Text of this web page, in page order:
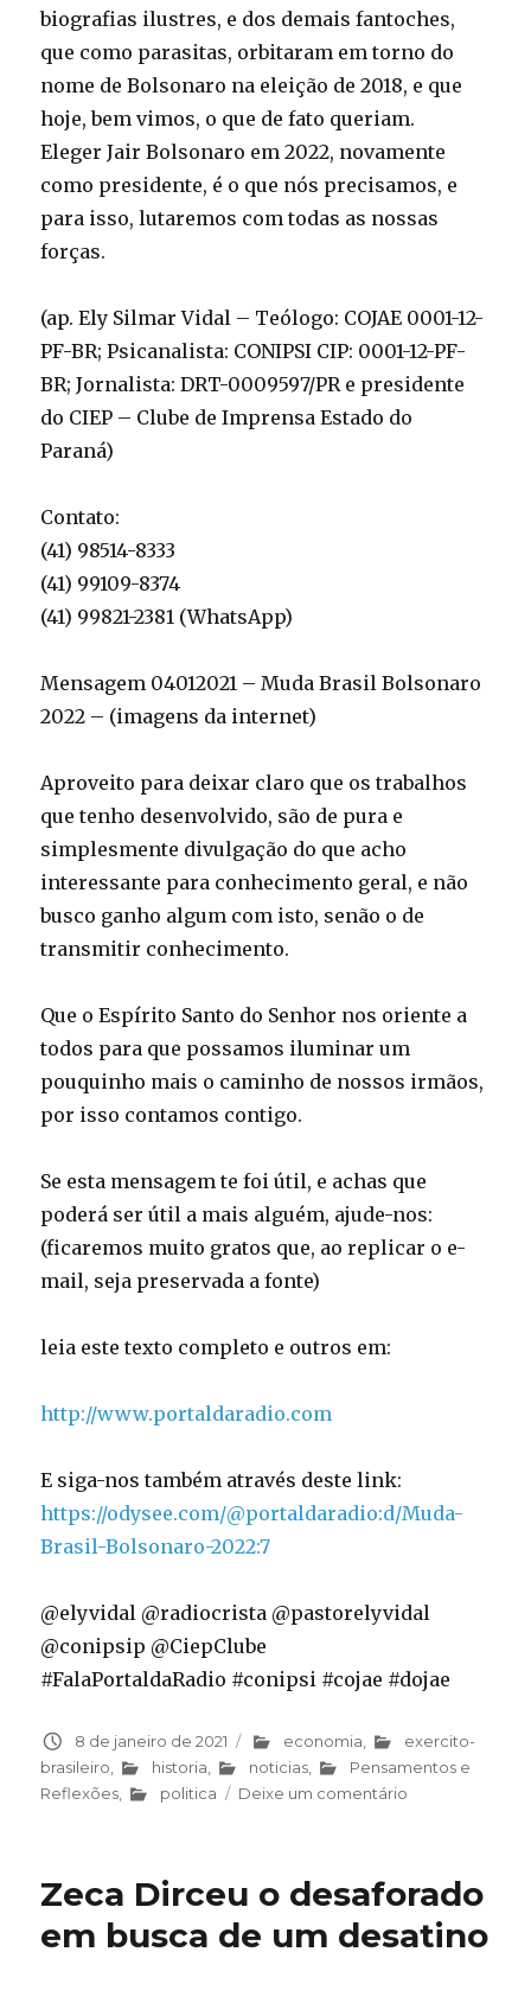
biografias ilustres, e dos demais fantoches,
que como parasitas, orbitaram em torno do
nome de Bolsonaro na eleição de 2018, e que
hoje, bem vimos, o que de fato queriam.
Eleger Jair Bolsonaro em 2022, novamente
como presidente, é o que nós precisamos, e
para isso, lutaremos com todas as nossas
forças.
(ap. Ely Silmar Vidal – Teólogo: COJAE 0001-12-
PF-BR; Psicanalista: CONIPSI CIP: 0001-12-PF-
BR; Jornalista: DRT-0009597/PR e presidente
do CIEP – Clube de Imprensa Estado do
Paraná)
Contato:
(41) 98514-8333
(41) 99109-8374
(41) 99821-2381 (WhatsApp)
Mensagem 04012021 – Muda Brasil Bolsonaro
2022 – (imagens da internet)
Aproveito para deixar claro que os trabalhos
que tenho desenvolvido, são de pura e
simplesmente divulgação do que acho
interessante para conhecimento geral, e não
busco ganho algum com isto, senão o de
transmitir conhecimento.
Que o Espírito Santo do Senhor nos oriente a
todos para que possamos iluminar um
pouquinho mais o caminho de nossos irmãos,
por isso contamos contigo.
Se esta mensagem te foi útil, e achas que
poderá ser útil a mais alguém, ajude-nos:
(ficaremos muito gratos que, ao replicar o e-
mail, seja preservada a fonte)
leia este texto completo e outros em:
http://www.portaldaradio.com
E siga-nos também através deste link:
https://odysee.com/@portaldaradio:d/Muda-
Brasil-Bolsonaro-2022:7
@elyvidal @radiocrista @pastorelyvidal
@conipsip @CiepClube
#FalaPortaldaRadio #conipsi #cojae #dojae
Publicado
em
8 de janeiro de 2021 Categorias
economia
exercito-
brasileiro
historia noticias
Pensamentos e
Reflexões
politica Deixe um comentário
2022
Zeca Dirceu o desaforado
em busca de um desatino